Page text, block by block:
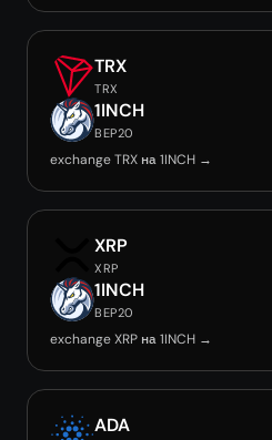
TRX
TRX
1INCH
BEP20
exchange TRX на 1INCH →
XRP
XRP
1INCH
BEP20
exchange XRP на 1INCH →
ADA